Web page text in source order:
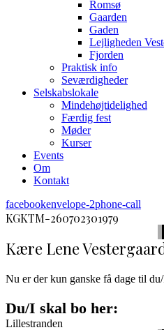
Romsø
Gaarden
Gaden
Lejligheden
Fjorden
Praktisk info
Seværdigheder
Selskabslokale
Mindehøjtidelighed
Færdig fest
Møder
Kurser
Events
Om
Kontakt
facebookenvelope-2phone-call
KGKTM-260702301979
Kære Lene
Nu er der kun ganske få dage til
Du/I skal bo her:
Lillestranden